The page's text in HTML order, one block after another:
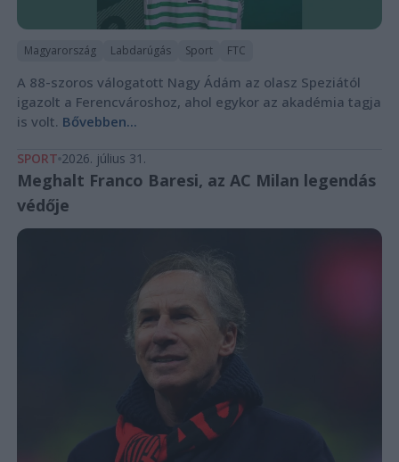
Magyarország Labdarúgás Sport FTC
A 88-szoros válogatott Nagy Ádám az olasz Speziától
igazolt a Ferencvároshoz, ahol egykor az akadémia tagja
is volt. Bővebben...
SPORT 2026. július 31.
Meghalt Franco Baresi, az AC Milan legendás
védője